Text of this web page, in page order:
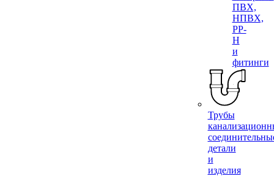
ПВХ,
НПВХ,
PP-
H
и
фитинги
Трубы
детали
и
изделия